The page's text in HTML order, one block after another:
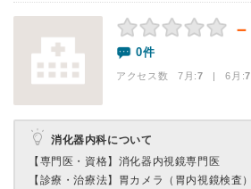
－
0件
アクセス数 7月:7 | 6月:7
消化器内科について
【専門医・資格】 消化器内視鏡専門医
【診療・治療法】 胃カメラ（胃内視鏡検査）